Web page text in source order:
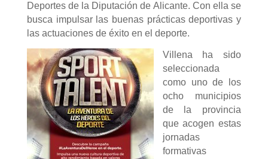
Deportes de la Diputación de Alicante. Con ella se
busca impulsar las buenas prácticas deportivas y
las actuaciones de éxito en el deporte.
Villena ha sido
seleccionada
como uno de los
ocho municipios
de la provincia
que acogen estas
jornadas
formativas